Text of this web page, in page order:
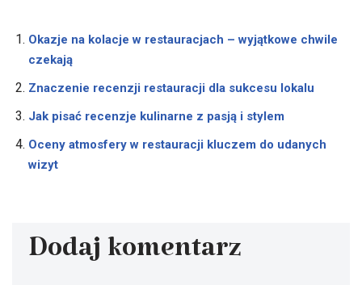
Okazje na kolacje w restauracjach – wyjątkowe chwile
czekają
Znaczenie recenzji restauracji dla sukcesu lokalu
Jak pisać recenzje kulinarne z pasją i stylem
Oceny atmosfery w restauracji kluczem do udanych
wizyt
Dodaj komentarz